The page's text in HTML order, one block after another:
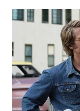
WN
LIKUPANG
LABUANBAJO
WN
BORNEO